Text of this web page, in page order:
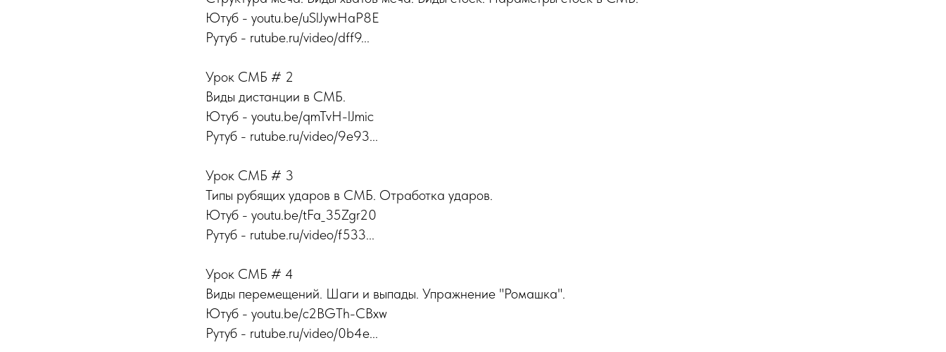
Ютуб - youtu.be/uSlJywHaP8E
Рутуб - rutube.ru/video/dff9...
Урок СМБ # 2
Виды дистанции в СМБ.
Ютуб - youtu.be/qmTvH-lJmic
Рутуб - rutube.ru/video/9e93...
Урок СМБ # 3
Типы рубящих ударов в СМБ. Отработка ударов.
Ютуб - youtu.be/tFa_35Zgr20
Рутуб - rutube.ru/video/f533...
Урок СМБ # 4
Виды перемещений. Шаги и выпады. Упражнение "Ромашка".
Ютуб - youtu.be/c2BGTh-CBxw
Рутуб - rutube.ru/video/0b4e...